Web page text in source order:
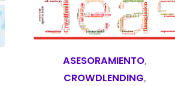
ASESORAMIENTO,
CROWDLENDING,